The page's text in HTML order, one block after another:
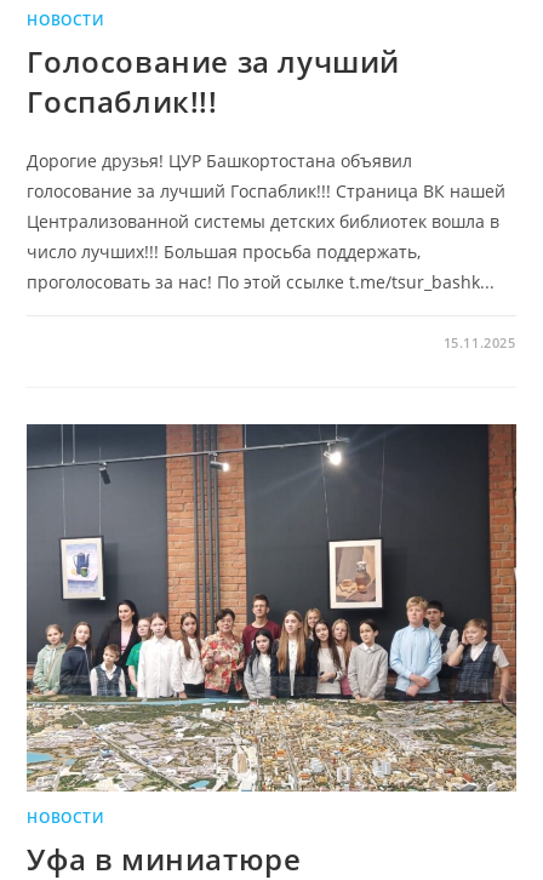
НОВОСТИ
Голосование за лучший
Госпаблик!!!
Дорогие друзья! ЦУР Башкортостана объявил
голосование за лучший Госпаблик!!! Страница ВК нашей
Централизованной системы детских библиотек вошла в
число лучших!!! Большая просьба поддержать,
проголосовать за нас! По этой ссылке t.me/tsur_bashk...
15.11.2025
НОВОСТИ
Уфа в миниатюре